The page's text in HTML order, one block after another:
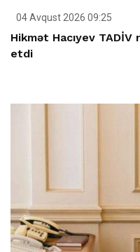
04 Avqust 2026 09:25
Hikmət Hacıyev
etdi